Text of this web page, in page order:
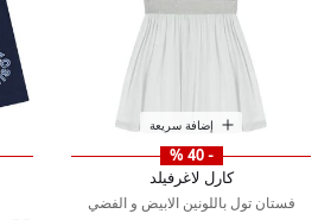
إضافة سريعة
- 40 %
كارل لاغرفيلد
فستان تول باللونين الابيض و الفضي